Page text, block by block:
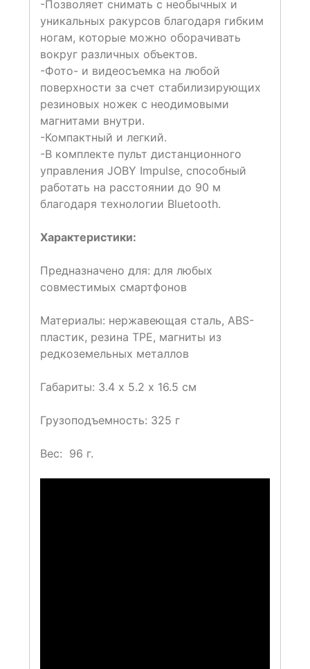
-Позволяет снимать с необычных и
уникальных ракурсов благодаря гибким
ногам, которые можно оборачивать
вокруг различных объектов.
-Фото- и видеосъемка на любой
поверхности за счет стабилизирующих
резиновых ножек с неодимовыми
магнитами внутри.
-Компактный и легкий.
-В комплекте пульт дистанционного
управления JOBY Impulse, способный
работать на расстоянии до 90 м
благодаря технологии Bluetooth.
Характеристики:
Предназначено для: для любых
совместимых смартфонов
Материалы: нержавеющая сталь, ABS-
пластик, резина TPE, магниты из
редкоземельных металлов
Габариты: 3.4 х 5.2 х 16.5 см
Грузоподъемность: 325 г
Вес: 96 г.